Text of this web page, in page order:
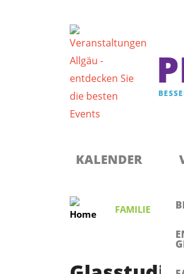
KALENDER
Registrieren &
Anmelden
FAMILIE